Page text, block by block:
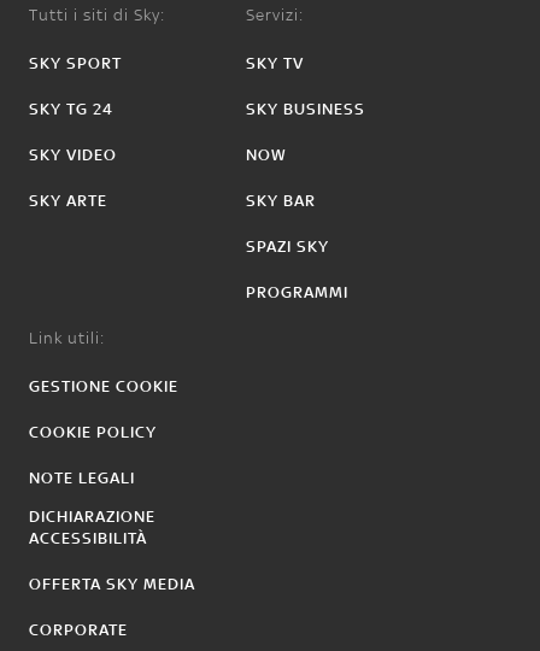
Tutti i siti di Sky:
SKY SPORT
SKY TG 24
SKY VIDEO
SKY ARTE
Servizi:
SKY TV
SKY BUSINESS
NOW
SKY BAR
SPAZI SKY
PROGRAMMI
Link utili:
GESTIONE COOKIE
COOKIE POLICY
NOTE LEGALI
DICHIARAZIONE
ACCESSIBILITÀ
OFFERTA SKY MEDIA
CORPORATE